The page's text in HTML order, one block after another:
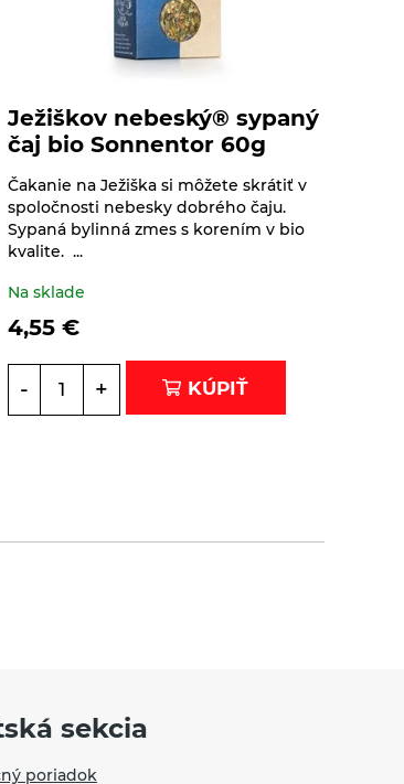
Ježiškov nebeský® sypaný
čaj bio Sonnentor 60g
Čakanie na Ježiška si môžete skrátiť v
spoločnosti nebesky dobrého čaju.
Sypaná bylinná zmes s korením v bio
kvalite. ...
Na sklade
4,55 €
- + KÚPIŤ
sekcia
poriadok